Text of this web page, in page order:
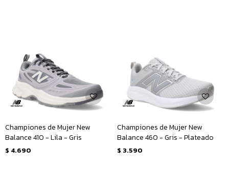
Championes de Mujer New
Balance 410 - Lila - Gris
$ 4.690
Championes de Mujer New
Balance 460 - Gris - Plateado
$ 3.590